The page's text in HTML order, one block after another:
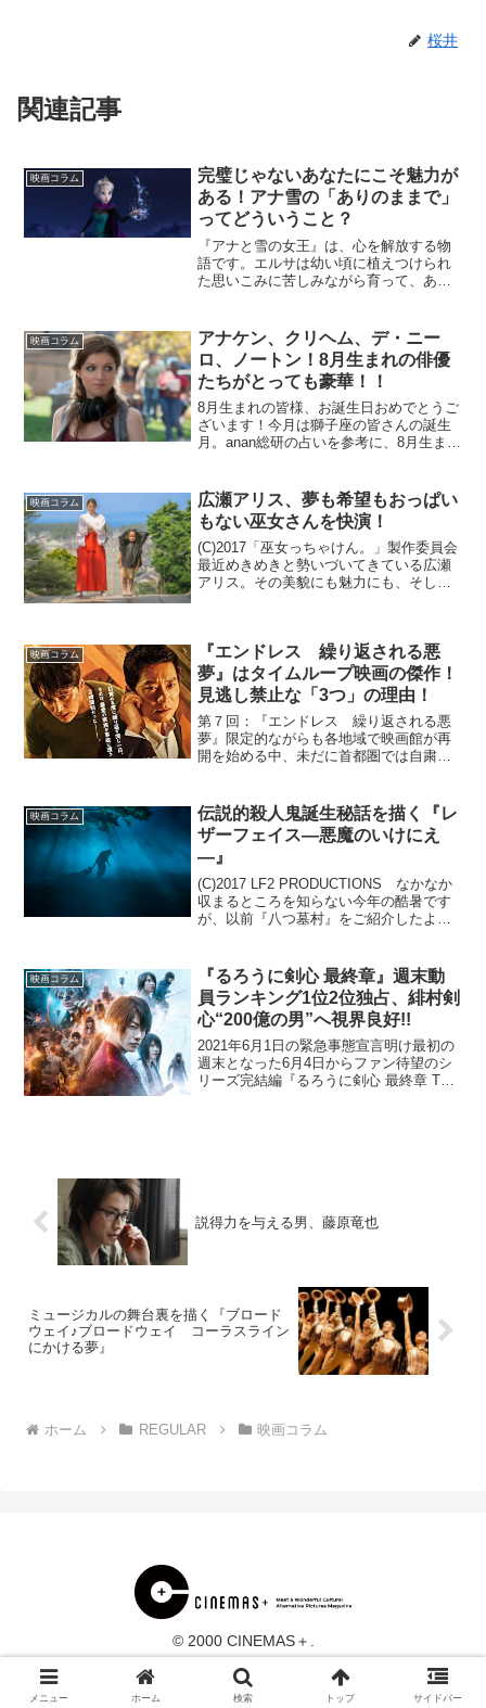
桜井
関連記事
映画コラム
完璧じゃないあなたにこそ魅力が
ある！アナ雪の「ありのままで」
ってどういうこと？
『アナと雪の女王』は、心を解放する物
語です。エルサは幼い頃に植えつけられ
た思いこみに苦しみながら育って、あれ
「あ、私ってばありのままで生きてよか
ったんだ〜」って。松た...
映画コラム
アナケン、クリヘム、デ・ニー
ロ、ノートン！8月生まれの俳優
たちがとっても豪華！！
8月生まれの皆様、お誕生日おめでとうご
ざいます！今月は獅子座の皆さんの誕生
月。anan総研の占いを参考に、8月生まれ
あなたって◯日誕生日？じゃあ◯◯と一
緒だね！」と会話...
映画コラム
広瀬アリス、夢も希望もおっぱい
もない巫女さんを快演！
(C)2017「巫女っちゃけん。」製作委員会
最近めきめきと勢いづいてきている広瀬
アリス。その美貌にも魅力にも、そして
となります。広瀬...
映画コラム
『エンドレス 繰り返される悪
夢』はタイムループ映画の傑作！
見逃し禁止な「3つ」の理由！
第７回：『エンドレス 繰り返される悪
夢』限定的ながらも各地域で映画館が再
開を始める中、未だに首都圏では自粛生
いと思います。そんな方たちのために、
Amazonプライム・ビ...
映画コラム
伝説的殺人鬼誕生秘話を描く『レ
ザーフェイス―悪魔のいけにえ
―』
(C)2017 LF2 PRODUCTIONS なかなか
収まるところを知らない今年の酷暑です
が、以前『八つ墓村』をご紹介したよう
ラー映画の代名詞ともいえる『悪魔のい
けに...
映画コラム
『るろうに剣心 最終章』週末動
員ランキング1位2位独占、緋村剣
心“200億の男”へ視界良好!!
2021年6月1日の緊急事態宣言明け最初の
週末となった6月4日からファン待望のシ
リーズ完結編『るろうに剣心 最終章 The
説得力を与える男、藤原竜也
ミュージカルの舞台裏を描く『ブロード
ウェイ♪ブロードウェイ コーラスライン
にかける夢』
ホーム REGULAR 映画コラム
© 2000 CINEMAS＋.
メニュー ホーム 検索 トップ サイドバー